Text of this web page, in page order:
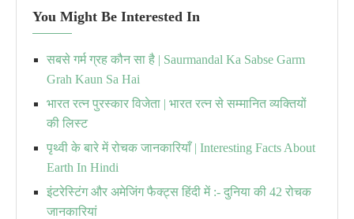
You Might Be Interested In
सबसे गर्म ग्रह कौन सा है | Saurmandal Ka Sabse Garm
Grah Kaun Sa Hai
भारत रत्न पुरस्कार विजेता | भारत रत्न से सम्मानित व्यक्तियों
की लिस्ट
पृथ्वी के बारे में रोचक जानकारियाँ | Interesting Facts About
Earth In Hindi
इंटरेस्टिंग और अमेजिंग फैक्ट्स हिंदी में :- दुनिया की 42 रोचक
जानकारियां